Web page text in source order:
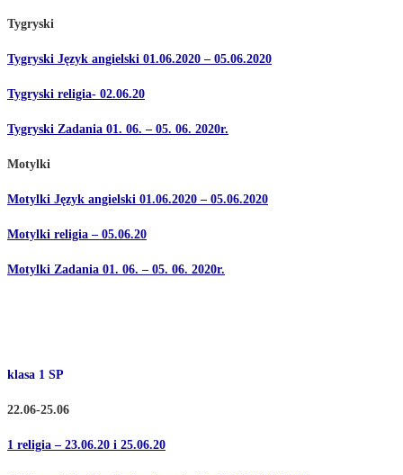
Tygryski
Tygryski Język angielski 01.06.2020 – 05.06.2020
Tygryski religia- 02.06.20
Tygryski Zadania 01. 06. – 05. 06. 2020r.
Motylki
Motylki Język angielski 01.06.2020 – 05.06.2020
Motylki religia – 05.06.20
Motylki Zadania 01. 06. – 05. 06. 2020r.
klasa 1 SP
22.06-25.06
1 religia – 23.06.20 i 25.06.20